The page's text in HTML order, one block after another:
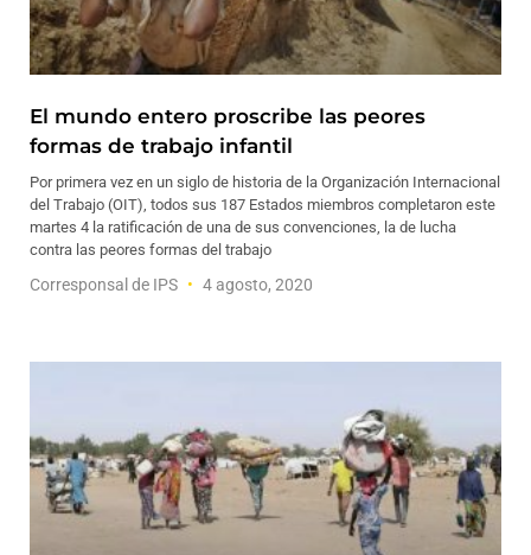
El mundo entero proscribe las peores
formas de trabajo infantil
Por primera vez en un siglo de historia de la Organización Internacional
del Trabajo (OIT), todos sus 187 Estados miembros completaron este
martes 4 la ratificación de una de sus convenciones, la de lucha
contra las peores formas del trabajo
Corresponsal de IPS 4 agosto, 2020